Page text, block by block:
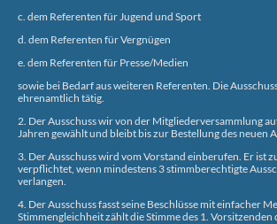
c. dem Referenten für Jugend und Sport
d. dem Referenten für Vergnügen
e. dem Referenten für Presse/Medien
sowie bei Bedarf aus weiteren Referenten. Die
ehrenamtlich tätig.
2. Der Ausschuss wir von der Mitgliederversammlung
Jahren gewählt und bleibt bis zur Bestellung des neuen
3. Der Ausschuss wird vom Vorstand einberufen. Er ist
verpflichtet, wenn mindestens 3 stimmberechtigte
verlangen.
4. Der Ausschuss fasst seine Beschlüsse mit einfacher
Stimmengleichheit zählt die Stimme des 1. Vorsitzenden